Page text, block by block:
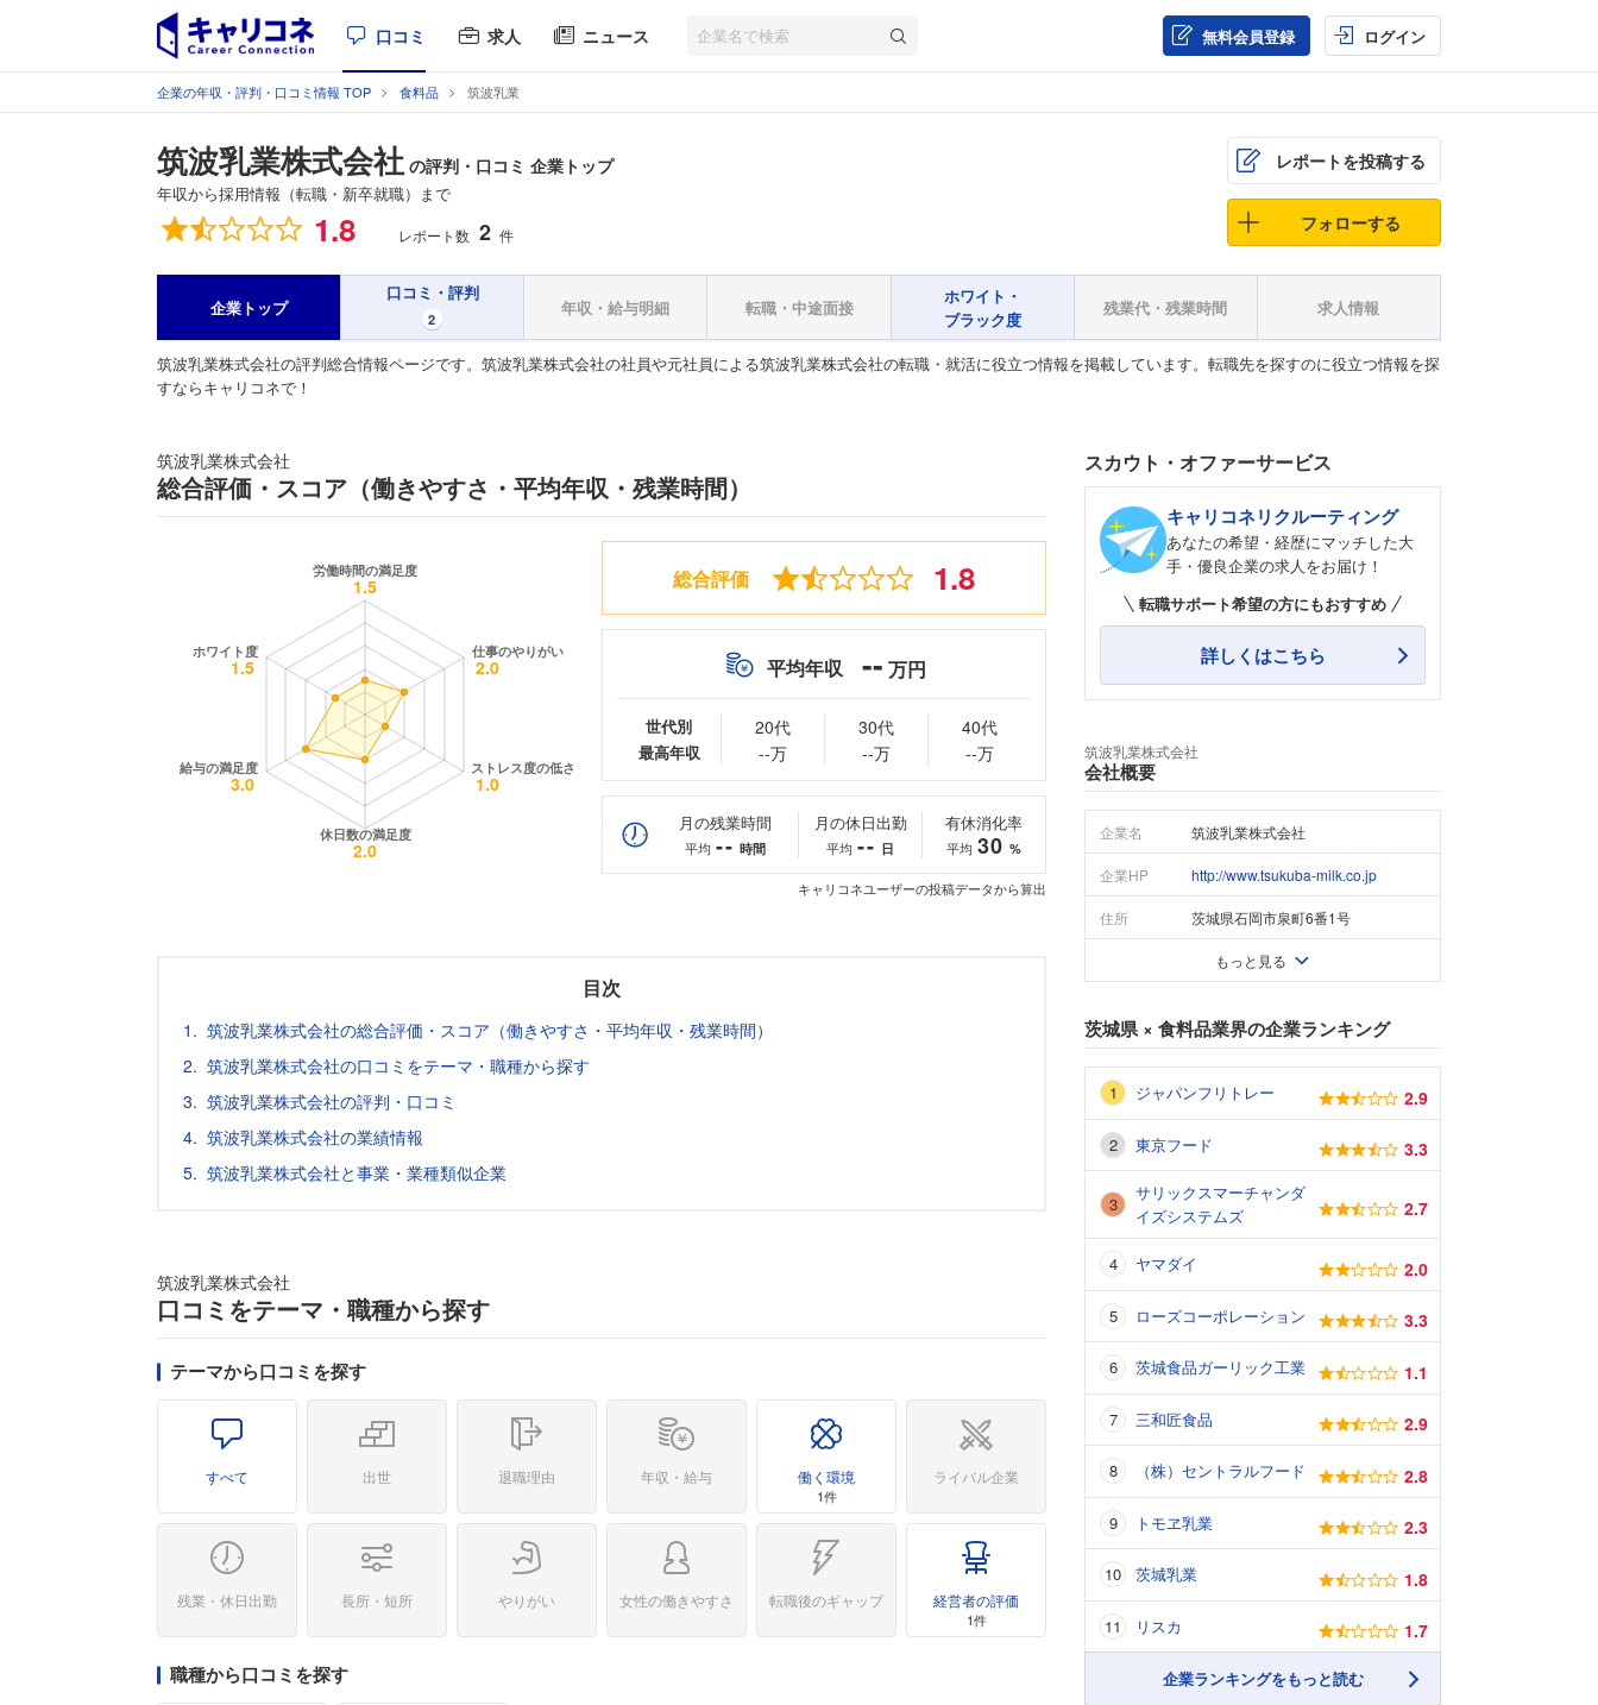
口コミ 求人 ニュース 無料会員登録 ログイン
企業の年収・評判・口コミ情報 TOP 食料品 筑波乳業
筑波乳業株式会社 の評判・口コミ 企業トップ
年収から採用情報（転職・新卒就職）まで
総合評価 1.8 レポート数 2 件
レポートを投稿する
フォローする
企業トップ
口コミ・評判
2
年収・給与明細 転職・中途面接
ホワイト・
ブラック度
残業代・残業時間 求人情報
筑波乳業株式会社の評判総合情報ページです。筑波乳業株式会社の社員や元社員による筑波乳業株式会社の転職・就活に役立つ情報を掲載しています。転職先を探すのに役立つ情報を探
すならキャリコネで！
筑波乳業株式会社
総合評価・スコア（働きやすさ・平均年収・残業時間）
総合評価 1.8
平均年収 -- 万円
世代別
最高年収
20代
--万
30代
--万
40代
--万
月の残業時間
平均 -- 時間
月の休日出勤
平均 -- 日
有休消化率
平均 30 %
キャリコネユーザーの投稿データから算出
目次
筑波乳業株式会社の総合評価・スコア（働きやすさ・平均年収・残業時間）
筑波乳業株式会社の口コミをテーマ・職種から探す
筑波乳業株式会社の評判・口コミ
筑波乳業株式会社の業績情報
筑波乳業株式会社と事業・業種類似企業
筑波乳業株式会社
口コミをテーマ・職種から探す
テーマから口コミを探す
すべて 出世 退職理由 年収・給与 働く環境
1件
ライバル企業
残業・休日出勤 長所・短所 やりがい 女性の働きやすさ 転職後のギャップ 経営者の評価
1件
職種から口コミを探す
スカウト・オファーサービス
キャリコネリクルーティング
あなたの希望・経歴にマッチした大
手・優良企業の求人をお届け！
転職サポート希望の方にもおすすめ
詳しくはこちら
筑波乳業株式会社
会社概要
企業名 筑波乳業株式会社
企業HP http://www.tsukuba-milk.co.jp
住所 茨城県石岡市泉町6番1号
もっと見る
茨城県× 食料品業界の企業ランキング
ジャパンフリトレー 2.9
東京フード 3.3
サリックスマーチャンダ
イズシステムズ
2.7
ヤマダイ 2.0
ローズコーポレーション 3.3
茨城食品ガーリック工業 1.1
三和匠食品 2.9
（株）セントラルフード 2.8
トモヱ乳業 2.3
茨城乳業 1.8
リスカ 1.7
企業ランキングをもっと読む